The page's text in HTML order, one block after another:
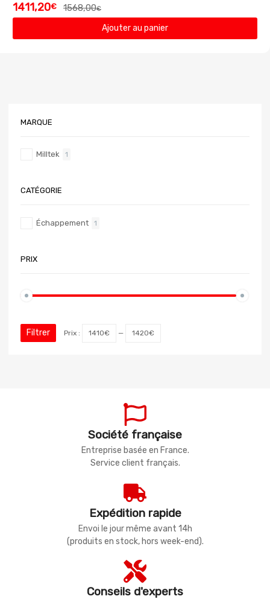
1568,00€
1411,20€
Ajouter au panier
MARQUE
Milltek 1
CATÉGORIE
Échappement 1
PRIX
Filtrer Prix : 1410€ — 1420€
Société française
Entreprise basée en France.
Service client français.
Expédition rapide
Envoi le jour même avant 14h
(produits en stock, hors week-end).
Conseils d'experts